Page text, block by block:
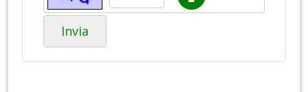
Invia